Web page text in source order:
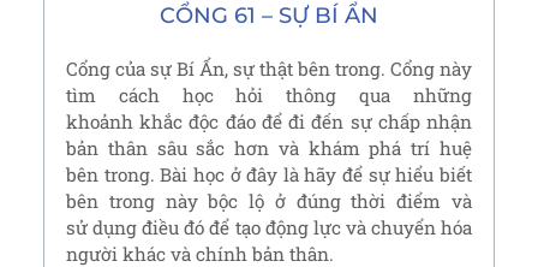
CỔNG 61 – SỰ BÍ ẨN
Cổng của sự Bí Ẩn, sự thật bên trong. Cổng này
tìm cách học hỏi thông qua những
khoảnh khắc độc đáo để đi đến sự chấp nhận
bản thân sâu sắc hơn và khám phá trí huệ
bên trong. Bài học ở đây là hãy để sự hiểu biết
bên trong này bộc lộ ở đúng thời điểm và
sử dụng điều đó để tạo động lực và chuyển hóa
người khác và chính bản thân.